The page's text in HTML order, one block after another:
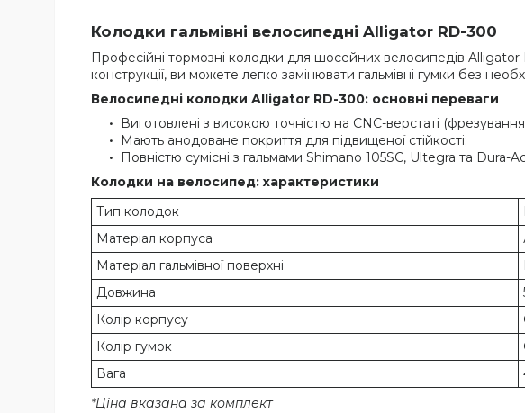
Колодки гальмівні велосипедні Alligator RD-300
Професійні тормозні колодки для шосейних велосипедів Alligator
конструкції, ви можете легко замінювати гальмівні гумки без
Велосипедні колодки Alligator RD-300: основні переваги
Виготовлені з високою точністю на CNC-верстаті
Мають анодоване покриття для підвищеної стійкості;
Повністю сумісні з гальмами Shimano 105SC, Ultegra та Dura-
Колодки на велосипед: характеристики
Тип колодок
Матеріал корпуса
Матеріал гальмівної поверхні
Довжина
Колір корпусу
Колір гумок
Вага
*Ціна вказана за комплект